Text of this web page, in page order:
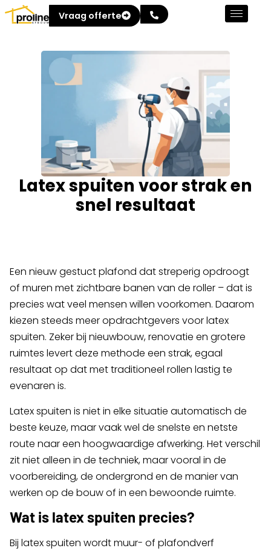
Vraag offerte
Latex spuiten voor strak en
snel resultaat
Een nieuw gestuct plafond dat streperig opdroogt
of muren met zichtbare banen van de roller – dat is
precies wat veel mensen willen voorkomen. Daarom
kiezen steeds meer opdrachtgevers voor latex
spuiten. Zeker bij nieuwbouw, renovatie en grotere
ruimtes levert deze methode een strak, egaal
resultaat op dat met traditioneel rollen lastig te
evenaren is.
Latex spuiten is niet in elke situatie automatisch de
beste keuze, maar vaak wel de snelste en netste
route naar een hoogwaardige afwerking. Het verschil
zit niet alleen in de techniek, maar vooral in de
voorbereiding, de ondergrond en de manier van
werken op de bouw of in een bewoonde ruimte.
Wat is latex spuiten precies?
Bij latex spuiten wordt muur- of plafondverf